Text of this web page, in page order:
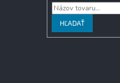
HĽADAŤ